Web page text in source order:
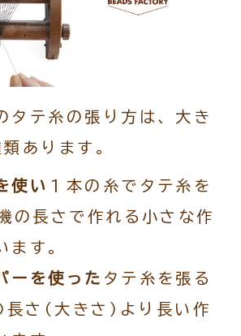
タテ糸の張り方は、大き
あります。
使い １本の糸でタテ糸を
の長さで作れる小さな作
ます。
ーを使った タテ糸を張る
長さ(大きさ)より長い作